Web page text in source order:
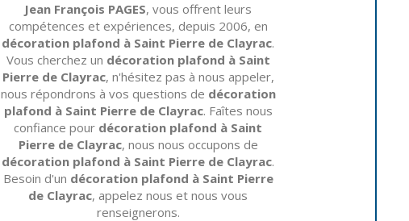
Jean François PAGES, vous offrent leurs
compétences et expériences, depuis 2006, en
décoration plafond à Saint Pierre de Clayrac.
Vous cherchez un décoration plafond à Saint
Pierre de Clayrac, n'hésitez pas à nous appeler,
nous répondrons à vos questions de décoration
plafond à Saint Pierre de Clayrac. Faîtes nous
confiance pour décoration plafond à Saint
Pierre de Clayrac, nous nous occupons de
décoration plafond à Saint Pierre de Clayrac.
Besoin d'un décoration plafond à Saint Pierre
de Clayrac, appelez nous et nous vous
renseignerons.